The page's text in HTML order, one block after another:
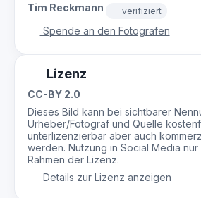
Tim Reckmann verifiziert
Spende an den Fotografen
Lizenz
CC-BY 2.0
Dieses Bild kann bei sichtbarer
Urheber/Fotograf und Quelle
unterlizenzierbar aber auch
werden. Nutzung in Social Media nur
Rahmen der Lizenz.
Details zur Lizenz anzeigen